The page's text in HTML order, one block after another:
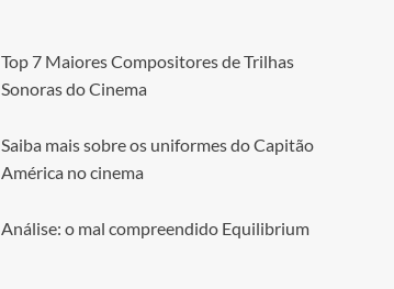
Top 7 Maiores Compositores de Trilhas
Sonoras do Cinema
Saiba mais sobre os uniformes do Capitão
América no cinema
Análise: o mal compreendido Equilibrium